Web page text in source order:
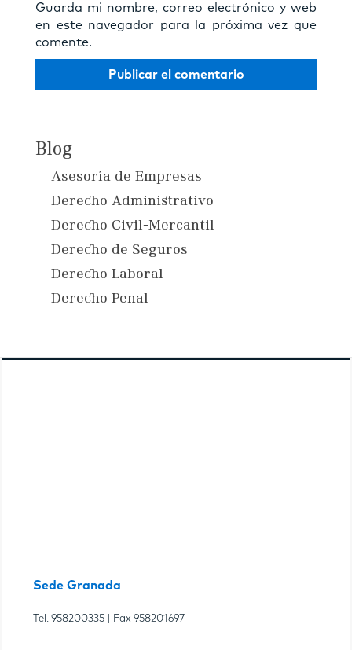
Guarda mi nombre, correo electrónico y web
en este navegador para la próxima vez que
comente.
Blog
Asesoría de Empresas
Derecho Administrativo
Derecho Civil-Mercantil
Derecho de Seguros
Derecho Laboral
Derecho Penal
Sede Granada
Tel. 958200335 | Fax 958201697